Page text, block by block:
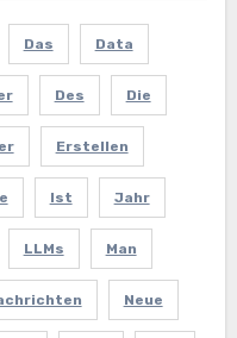
Das Data
Des Die
Erstellen
Ist Jahr
LLMs Man
Neue